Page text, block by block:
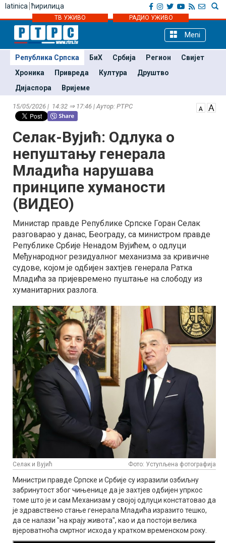
latinica ћирилица
ТВ УЖИВО РАДИО УЖИВО
Meni
Република Српска БиХ Србија Регион
Свијет
Хроника
Привреда Култура
Друштво
Дијаспора
Вријеме
15/05/2026 | 14:32 ⇒ 17:46 | Аутор: РТРС
Селак-Вујић: Одлука о
непуштању генерала
Младића нарушава
принципе хуманости
(ВИДЕО)
Министар правде Републике Српске Горан Селак
разговарао у данас, Београду, са министром правде
Републике Србије Ненадом Вујићем, о одлуци
Међународног резидуалног механизма за кривичне
судове, којом је одбијен захтјев генерала Ратка
Младића за пријевремено пуштање на слободу из
хуманитарних разлога.
Селак и Вујић Фото: Уступљена фотографија
Министри правде Српске и Србије су изразили озбиљну
забринутост због чињенице да је захтјев одбијен упркос
томе што је и сам Механизам у својој одлуци констатовао да
је здравствено стање генерала Младића изразито тешко,
да се налази "на крају живота", као и да постоји велика
вјероватноћа смртног исхода у кратком временском року.